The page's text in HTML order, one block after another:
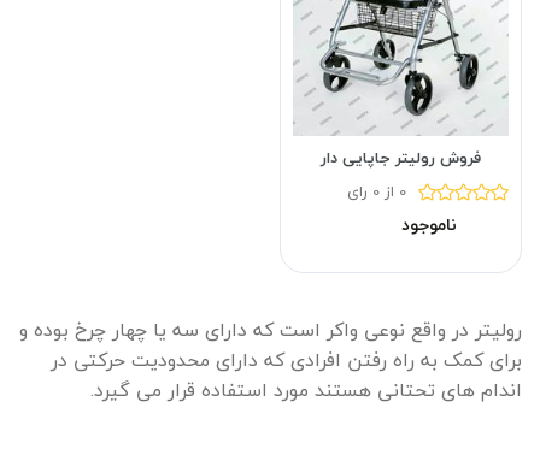
فروش رولیتر جاپایی دار
0 از 0 رای
ناموجود
رولیتر در واقع نوعی واکر است که دارای سه یا چهار چرخ بوده و
برای کمک به راه رفتن افرادی که دارای محدودیت حرکتی در
اندام های تحتانی هستند مورد استفاده قرار می گیرد.